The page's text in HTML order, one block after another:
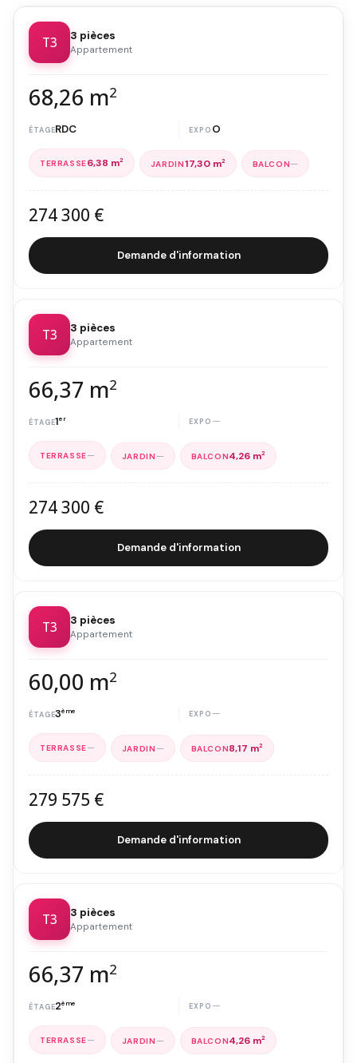
T3 3 pièces
Appartement
68,26 m2
RDC O
6,38 m2 17,30 m2 —
274 300 €
Demande d'information
T3 3 pièces
Appartement
66,37 m2
1er —
— — 4,26 m2
274 300 €
Demande d'information
T3 3 pièces
Appartement
60,00 m2
3ème —
— — 8,17 m2
279 575 €
Demande d'information
T3 3 pièces
Appartement
66,37 m2
2ème —
— — 4,26 m2